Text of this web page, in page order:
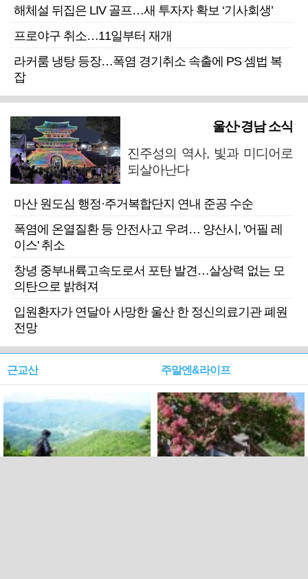
해체설 뒤집은 LIV 골프…새 투자자 확보 ‘기사회생’
프로야구 취소…11일부터 재개
라커룸 냉탕 등장…폭염 경기취소 속출에 PS 셈법 복
잡
울산·경남 소식
진주성의 역사, 빛과 미디어로
되살아난다
마산 원도심 행정·주거복합단지 연내 준공 수순
폭염에 온열질환 등 안전사고 우려… 양산시, '어필 레
이스' 취소
창녕 중부내륙고속도로서 포탄 발견…살상력 없는 모
의탄으로 밝혀져
입원환자가 연달아 사망한 울산 한 정신의료기관 폐원
전망
근교산 주말엔&라이프